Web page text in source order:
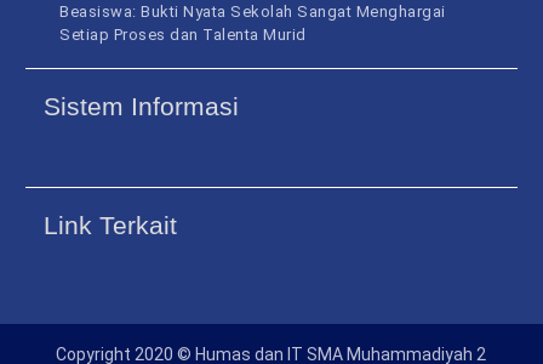
Beasiswa: Bukti Nyata Sekolah Sangat Menghargai
Setiap Proses dan Talenta Murid
Sistem Informasi
Link Terkait
Copyright 2020 © Humas dan IT SMA Muhammadiyah 2